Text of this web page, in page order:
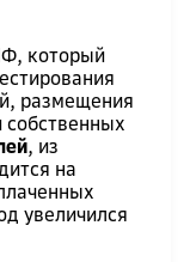
который
размещения
собственных
, из
на
увеличился